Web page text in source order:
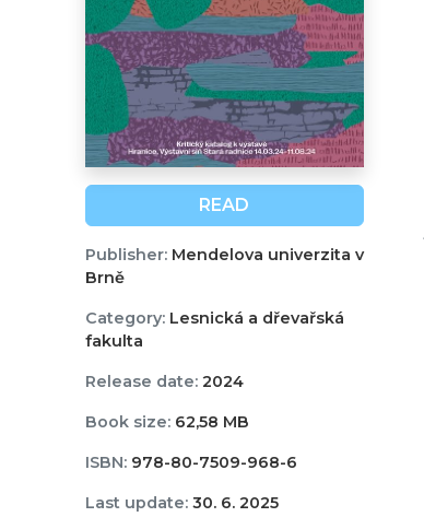
READ
Publisher:Mendelova univerzita v
Brně
Category:Lesnická a dřevařská
fakulta
Release date:2024
Book size:62,58 MB
ISBN:978-80-7509-968-6
Last update:30. 6. 2025